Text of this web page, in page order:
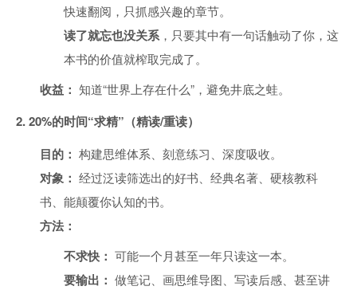
快速翻阅，只抓感兴趣的章节。
读了就忘也没关系 ，只要其中有一句话触动了你，这
本书的价值就榨取完成了。
收益： 知道“世界上存在什么”，避免井底之蛙。
2. 20%的时间“求精”（精读/重读）
目的： 构建思维体系、刻意练习、深度吸收。
对象： 经过泛读筛选出的好书、经典名著、硬核教科
书、能颠覆你认知的书。
方法：
不求快： 可能一个月甚至一年只读这一本。
要输出： 做笔记、画思维导图、写读后感、甚至讲